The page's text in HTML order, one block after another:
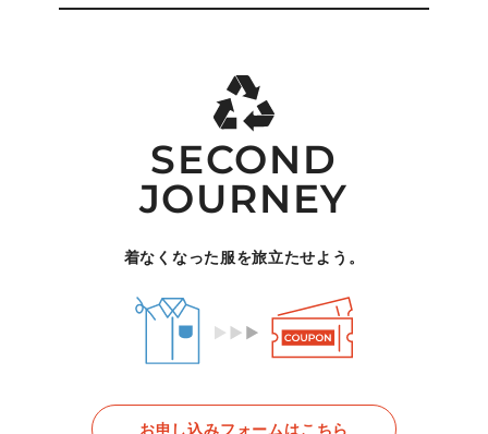
address
SECOND
JOURNEY
着なくなった服を旅立たせよう。
お申し込みフォームはこちら